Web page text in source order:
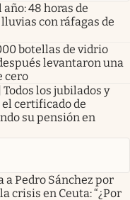
48 horas de
con ráfagas de
botellas de vidrio
levantaron una
cero
los jubilados y
certificado de
su pensión en
a Pedro Sánchez por
crisis en Ceuta: “¿Por